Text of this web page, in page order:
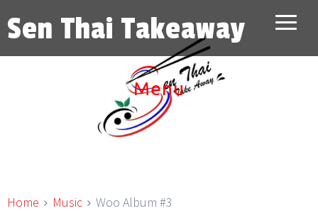
Sen Thai Takeaway
Menu
Home Music Woo Album #3